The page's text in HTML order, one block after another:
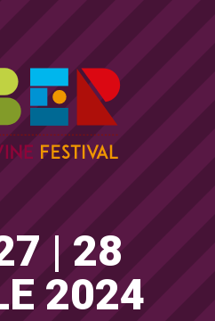
| 28
2024